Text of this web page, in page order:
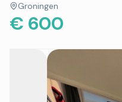
Groningen
€ 600